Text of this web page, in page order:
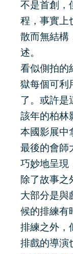
不是首創，
程，事實上
散而無結構
述。
看似側拍的
獄每個可利
了。或許
該年的柏林
本國影展中
最後的會師
巧妙地呈現
除了故事之
大部分是與
候的排練有
排練之外，
排戲的導演